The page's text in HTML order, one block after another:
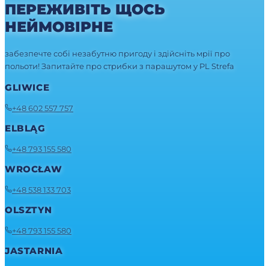
ПЕРЕЖИВІТЬ ЩОСЬ
НЕЙМОВІРНЕ
забезпечте собі незабутню пригоду і здійсніть мрії про
польоти! Запитайте про стрибки з парашутом у PL Strefa
GLIWICE
+48 602 557 757
ELBLĄG
+48 793 155 580
WROCŁAW
+48 538 133 703
OLSZTYN
+48 793 155 580
JASTARNIA